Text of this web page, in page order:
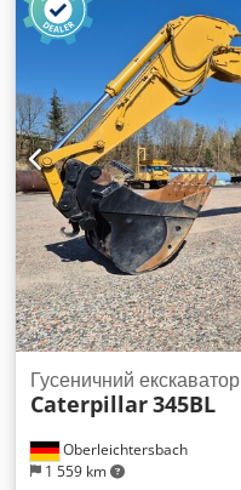
Oberleichtersbach
1 559 km
Гусеничний екскаватор
Caterpillar345BL